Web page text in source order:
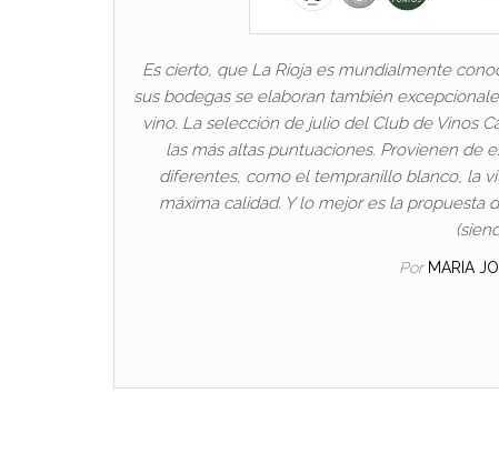
Es cierto, que La Rioja es mundialmente
sus bodegas se elaboran también
vino. La selección de julio del Club de Vinos
las más altas puntuaciones. Provienen de
diferentes, como el tempranillo blanco, la
máxima calidad. Y lo mejor es la propuesta
Por MARIA